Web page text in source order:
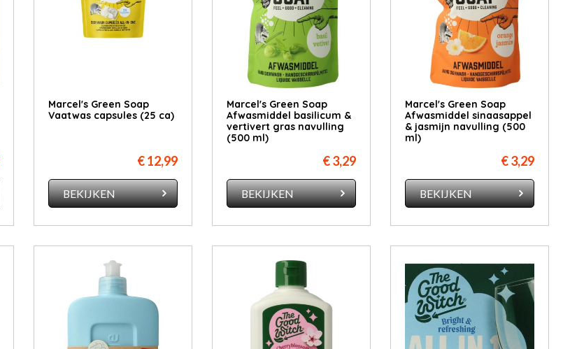
Marcel's Green Soap
Vaatwas capsules (25 ca)
€ 12,99
BEKIJKEN
Marcel's Green Soap
Afwasmiddel basilicum &
vertivert gras navulling
(500 ml)
€ 3,29
BEKIJKEN
Marcel's Green Soap
Afwasmiddel sinaasappel
& jasmijn navulling (500
ml)
€ 3,29
BEKIJKEN